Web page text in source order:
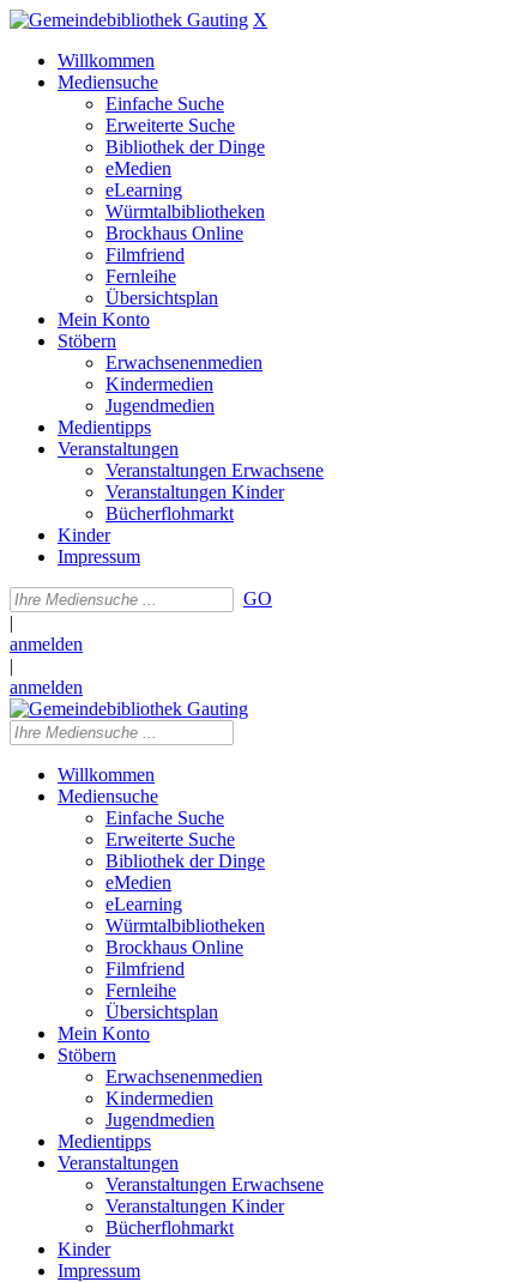
X
Willkommen
Mediensuche
Einfache Suche
Erweiterte Suche
Bibliothek der Dinge
eMedien
eLearning
Würmtalbibliotheken
Brockhaus Online
Filmfriend
Fernleihe
Übersichtsplan
Mein Konto
Stöbern
Erwachsenenmedien
Kindermedien
Jugendmedien
Medientipps
Veranstaltungen
Veranstaltungen Erwachsene
Veranstaltungen Kinder
Bücherflohmarkt
Kinder
Impressum
GO
|
anmelden
|
anmelden
Willkommen
Mediensuche
Einfache Suche
Erweiterte Suche
Bibliothek der Dinge
eMedien
eLearning
Würmtalbibliotheken
Brockhaus Online
Filmfriend
Fernleihe
Übersichtsplan
Mein Konto
Stöbern
Erwachsenenmedien
Kindermedien
Jugendmedien
Medientipps
Veranstaltungen
Veranstaltungen Erwachsene
Veranstaltungen Kinder
Bücherflohmarkt
Kinder
Impressum